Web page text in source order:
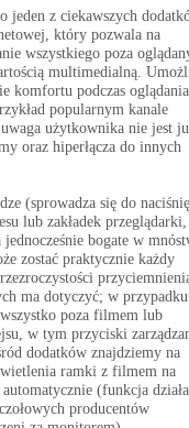
jeden z ciekawszych
który pozwala na
wszystkiego poza
multimedialną.
komfortu podczas oglądania
popularnym kanale
użytkownika nie jest
oraz hiperłącza do innych
(sprowadza się do
lub zakładek przeglądarki,
bogate w
zostać praktycznie każdy
ma dotyczyć; w przypadku
poza filmem lub
w tym przyciski
dodatków znajdziemy na
ramki z filmem na
(funkcja działa
producentów